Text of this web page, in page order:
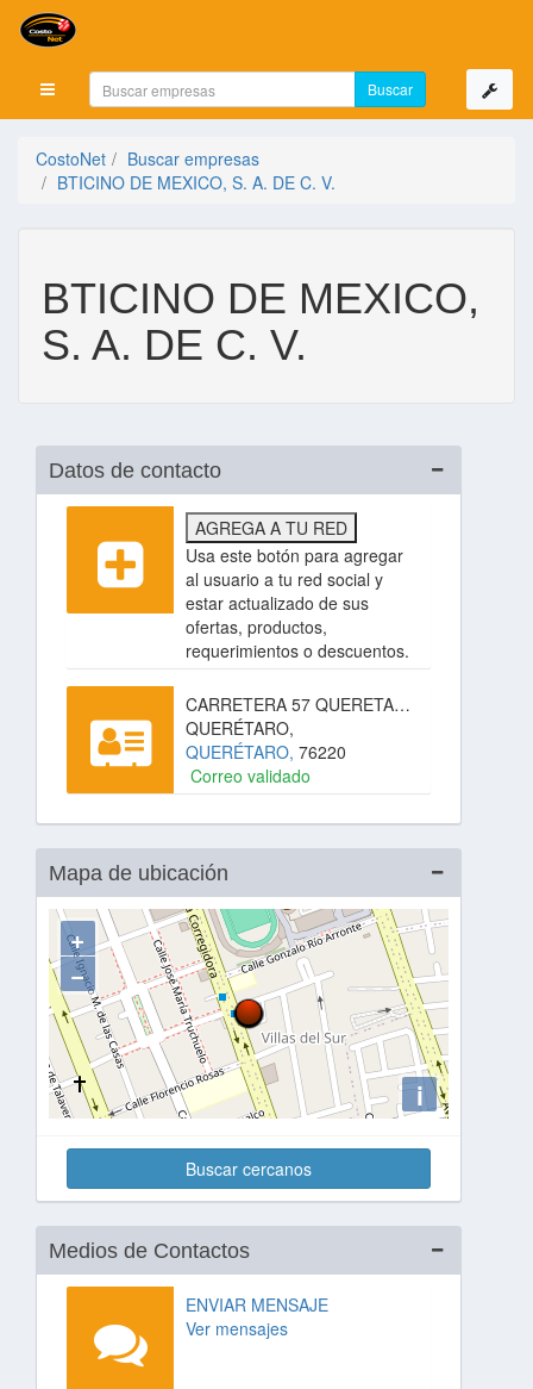
Mostrar menú
CostoNet
Buscar empresas
BTICINO DE MEXICO, S. A. DE C. V.
BTICINO DE MEXICO,
S. A. DE C. V.
Datos de contacto
AGREGA A TU RED
Usa este botón para agregar
al usuario a tu red social y
estar actualizado de sus
ofertas, productos,
requerimientos o descuentos.
CARRETERA 57 QUERETARO-SAN LUIS POTOSI KM 22.70, SANTA ROSA JAUREGUI,
QUERÉTARO,
QUERÉTARO, 76220
Correo validado
Mapa de ubicación
+
−
i
Buscar cercanos
Medios de Contactos
ENVIAR MENSAJE
Ver mensajes